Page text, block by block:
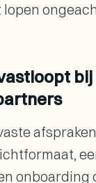
onboarding